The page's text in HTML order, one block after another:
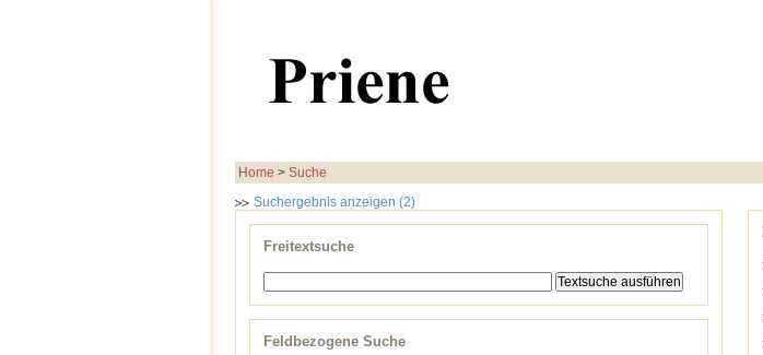
Home > Suche
Suchergebnis anzeigen (2)
Freitextsuche
Feldbezogene Suche